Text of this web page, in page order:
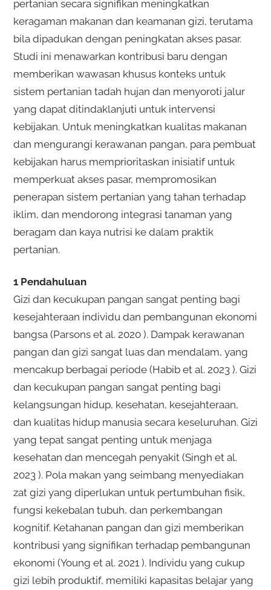
pertanian secara signifikan meningkatkan
keragaman makanan dan keamanan gizi, terutama
bila dipadukan dengan peningkatan akses pasar.
Studi ini menawarkan kontribusi baru dengan
memberikan wawasan khusus konteks untuk
sistem pertanian tadah hujan dan menyoroti jalur
yang dapat ditindaklanjuti untuk intervensi
kebijakan. Untuk meningkatkan kualitas makanan
dan mengurangi kerawanan pangan, para pembuat
kebijakan harus memprioritaskan inisiatif untuk
memperkuat akses pasar, mempromosikan
penerapan sistem pertanian yang tahan terhadap
iklim, dan mendorong integrasi tanaman yang
beragam dan kaya nutrisi ke dalam praktik
pertanian.
1 Pendahuluan
Gizi dan kecukupan pangan sangat penting bagi
kesejahteraan individu dan pembangunan ekonomi
bangsa (Parsons et al. 2020 ). Dampak kerawanan
pangan dan gizi sangat luas dan mendalam, yang
mencakup berbagai periode (Habib et al. 2023 ). Gizi
dan kecukupan pangan sangat penting bagi
kelangsungan hidup, kesehatan, kesejahteraan,
dan kualitas hidup manusia secara keseluruhan. Gizi
yang tepat sangat penting untuk menjaga
kesehatan dan mencegah penyakit (Singh et al.
2023 ). Pola makan yang seimbang menyediakan
zat gizi yang diperlukan untuk pertumbuhan fisik,
fungsi kekebalan tubuh, dan perkembangan
kognitif. Ketahanan pangan dan gizi memberikan
kontribusi yang signifikan terhadap pembangunan
ekonomi (Young et al. 2021 ). Individu yang cukup
gizi lebih produktif, memiliki kapasitas belajar yang